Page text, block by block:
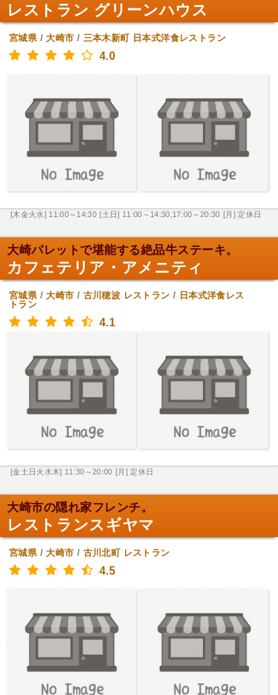
レストラン グリーンハウス
宮城県/大崎市 / 三本木新町 日本式洋食レストラン
4.0
[木金火水] 11:00～14:30 [土日] 11:00～14:30,17:00～20:30 [月] 定休日
大崎パレットで堪能する絶品牛ステーキ。
カフェテリア・アメニティ
宮城県/大崎市 / 古川穂波 レストラン / 日本式洋食レス
トラン
4.1
[金土日火水木] 11:30～20:00 [月] 定休日
大崎市の隠れ家フレンチ。
レストランスギヤマ
宮城県/大崎市 / 古川北町 レストラン
4.5